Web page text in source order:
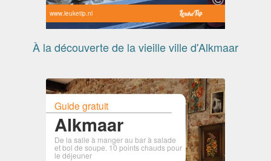
www.leuketip.nl
À la découverte de la vieille ville d'Alkmaar
Guide gratuit
Alkmaar
De la salle à manger au bar à salade
et bol de soupe. 10 points chauds pour
le déjeuner